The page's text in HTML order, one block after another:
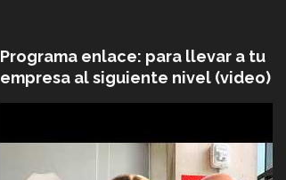
Programa enlace: para llevar a tu
empresa al siguiente nivel (video)